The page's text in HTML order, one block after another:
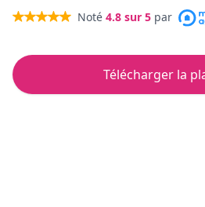
Noté 4.8 sur 5 par
Télécharger la